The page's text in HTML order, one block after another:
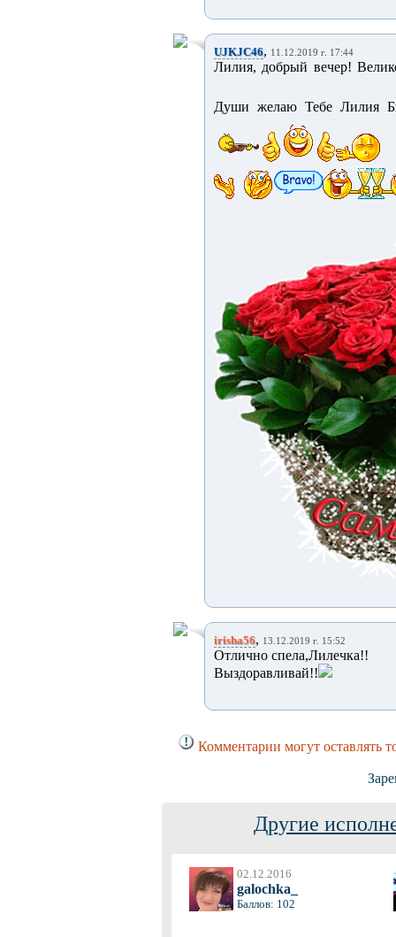
UJKJC46, 11.12.2019 г. 17:44
Лилия, добрый вечер!
Души желаю Тебе Лилия
irisha56, 13.12.2019 г. 15:52
Отлично спела,Лилечка!!
Выздоравливай!!
Комментарии могут оставлять
Другие
02.12.2016
galochka_
Баллов: 102